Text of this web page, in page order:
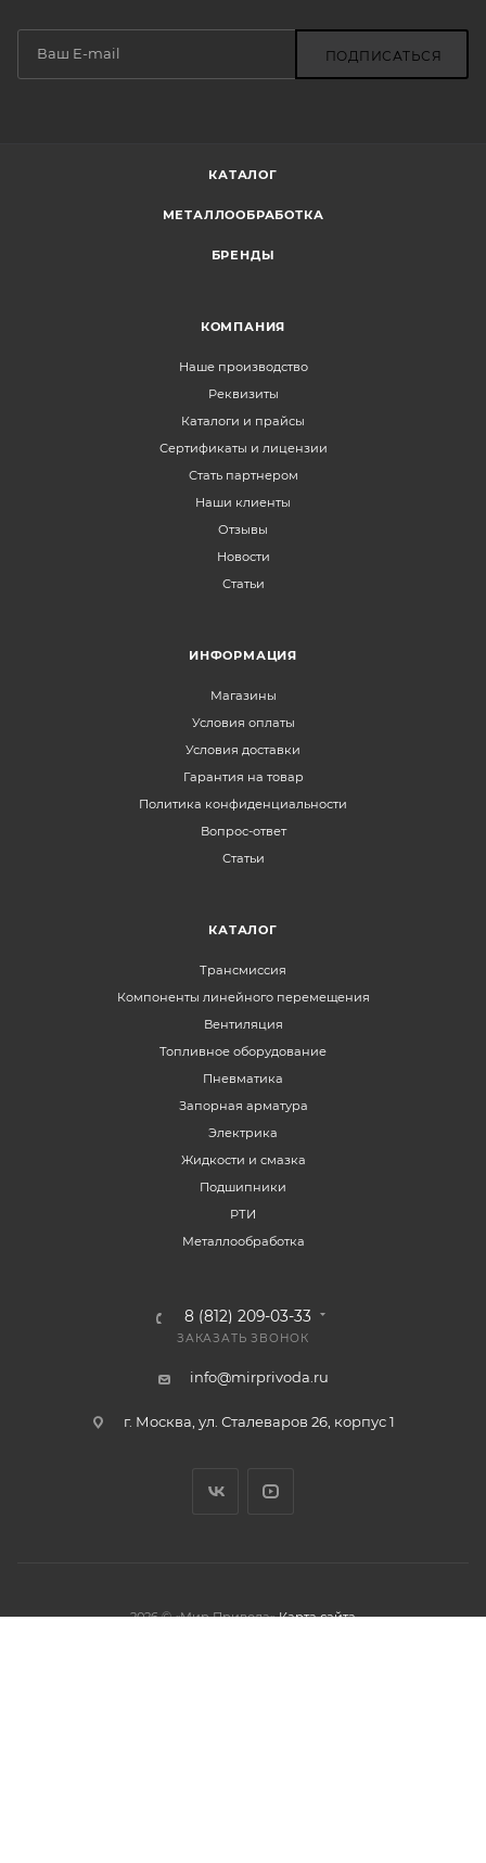
ПОДПИСАТЬСЯ
КАТАЛОГ
МЕТАЛЛООБРАБОТКА
БРЕНДЫ
КОМПАНИЯ
Наше производство
Реквизиты
Каталоги и прайсы
Сертификаты и лицензии
Стать партнером
Наши клиенты
Отзывы
Новости
Статьи
ИНФОРМАЦИЯ
Магазины
Условия оплаты
Условия доставки
Гарантия на товар
Политика конфиденциальности
Вопрос-ответ
Статьи
КАТАЛОГ
Трансмиссия
Компоненты линейного перемещения
Вентиляция
Топливное оборудование
Пневматика
Запорная арматура
Электрика
Жидкости и смазка
Подшипники
РТИ
Металлообработка
8 (812) 209-03-33
ЗАКАЗАТЬ ЗВОНОК
info@mirprivoda.ru
г. Москва, ул. Сталеваров 26, корпус 1
2026 © «Мир Привода» Карта сайта